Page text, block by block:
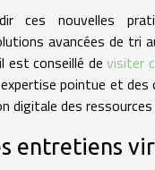
ces nouvelles
avancées de tri
est conseillé de visiter
pointue et
digitale des ressources
entretiens